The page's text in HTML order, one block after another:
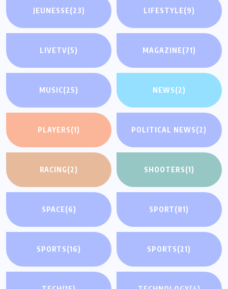
JEUNESSE(23) LIFESTYLE(9)
LIVETV(5) MAGAZINE(71)
MUSIC(25) NEWS(2)
PLAYERS(1) POLITICAL NEWS(2)
RACING(2) SHOOTERS(1)
SPACE(6) SPORT(81)
SPORTS(16) SPORTS(21)